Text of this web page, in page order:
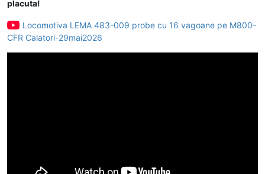
placuta!
Locomotiva LEMA 483-009 probe cu 16 vagoane pe M800-
CFR Calatori-29mai2026